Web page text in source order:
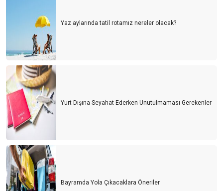
Yaz aylarında tatil rotamız nereler olacak?
Yurt Dışına Seyahat Ederken Unutulmaması Gerekenler
Bayramda Yola Çıkacaklara Öneriler